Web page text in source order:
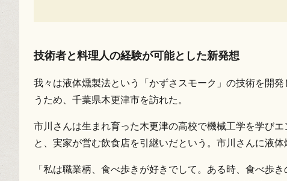
技術者と料理人の経験が可能とした新発想
我々は液体燻製法という「かずさスモーク」の技術を開
うため、千葉県木更津市を訪れた。
市川さんは生まれ育った木更津の高校で機械工学を学び
と、実家が営む飲食店を引継いだという。市川さんに液
「私は職業柄、食べ歩きが好きでして。ある時、食べ歩